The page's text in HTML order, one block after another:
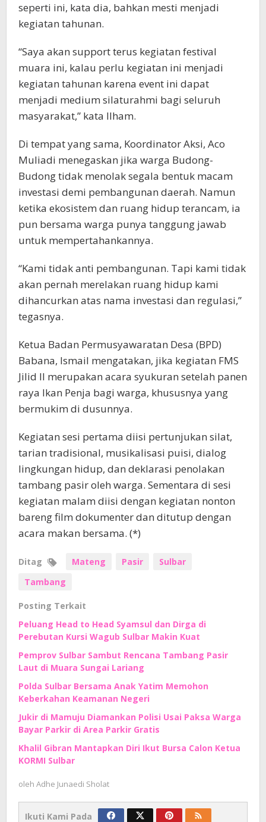
seperti ini, kata dia, bahkan mesti menjadi
kegiatan tahunan.
“Saya akan support terus kegiatan festival
muara ini, kalau perlu kegiatan ini menjadi
kegiatan tahunan karena event ini dapat
menjadi medium silaturahmi bagi seluruh
masyarakat,” kata Ilham.
Di tempat yang sama, Koordinator Aksi, Aco
Muliadi menegaskan jika warga Budong-
Budong tidak menolak segala bentuk macam
investasi demi pembangunan daerah. Namun
ketika ekosistem dan ruang hidup terancam, ia
pun bersama warga punya tanggung jawab
untuk mempertahankannya.
“Kami tidak anti pembangunan. Tapi kami tidak
akan pernah merelakan ruang hidup kami
dihancurkan atas nama investasi dan regulasi,”
tegasnya.
Ketua Badan Permusyawaratan Desa (BPD)
Babana, Ismail mengatakan, jika kegiatan FMS
Jilid II merupakan acara syukuran setelah panen
raya Ikan Penja bagi warga, khususnya yang
bermukim di dusunnya.
Kegiatan sesi pertama diisi pertunjukan silat,
tarian tradisional, musikalisasi puisi, dialog
lingkungan hidup, dan deklarasi penolakan
tambang pasir oleh warga. Sementara di sesi
kegiatan malam diisi dengan kegiatan nonton
bareng film dokumenter dan ditutup dengan
acara makan bersama. (*)
Ditag Mateng Pasir
Sulbar
Tambang
Posting Terkait
Peluang Head to Head Syamsul dan Dirga di
Perebutan Kursi Wagub Sulbar Makin Kuat
Pemprov Sulbar Sambut Rencana Tambang Pasir
Laut di Muara Sungai Lariang
Polda Sulbar Bersama Anak Yatim Memohon
Keberkahan Keamanan Negeri
Jukir di Mamuju Diamankan Polisi Usai Paksa Warga
Bayar Parkir di Area Parkir Gratis
Khalil Gibran Mantapkan Diri Ikut Bursa Calon Ketua
KORMI Sulbar
oleh Adhe Junaedi Sholat
Ikuti Kami Pada